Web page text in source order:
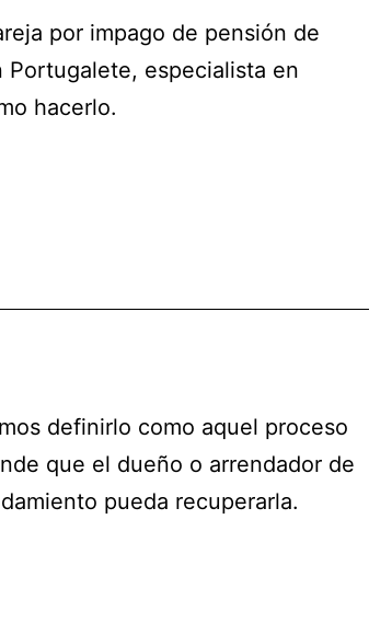
por impago de pensión de
Portugalete, especialista en
hacerlo.
definirlo como aquel proceso
que el dueño o arrendador de
pueda recuperarla.